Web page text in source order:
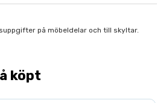
på möbeldelar och till skyltar.
köpt